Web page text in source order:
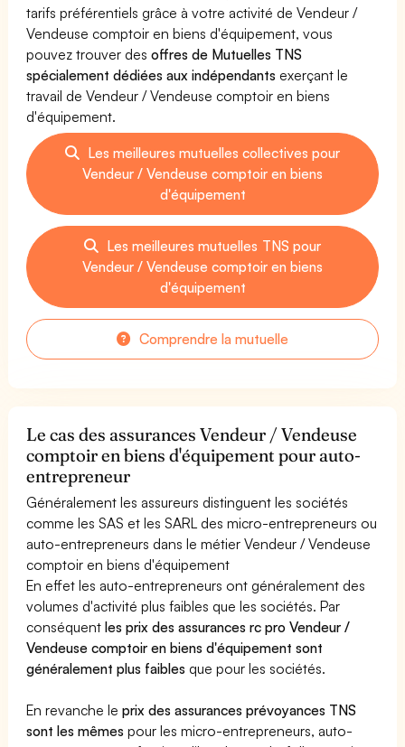
tarifs préférentiels grâce à votre activité de Vendeur /
Vendeuse comptoir en biens d'équipement, vous
pouvez trouver desoffres de Mutuelles TNS
spécialement dédiées aux indépendants exerçant le
travail de Vendeur / Vendeuse comptoir en biens
d'équipement.
Les meilleures mutuelles collectives pour
Vendeur / Vendeuse comptoir en biens
d'équipement
Les meilleures mutuelles TNS pour
Vendeur / Vendeuse comptoir en biens
d'équipement
Comprendre la mutuelle
Le cas des assurances Vendeur / Vendeuse
comptoir en biens d'équipement pour auto-
entrepreneur
Généralement les assureurs distinguent les sociétés
comme les SAS et les SARL des micro-entrepreneurs ou
auto-entrepreneurs dans le métier Vendeur / Vendeuse
comptoir en biens d'équipement
En effet les auto-entrepreneurs ont généralement des
volumes d'activité plus faibles que les sociétés. Par
conséquentles prix des assurances rc pro Vendeur /
Vendeuse comptoir en biens d'équipement sont
généralement plus faibles que pour les sociétés.
En revanche leprix des assurances prévoyances TNS
sont les mêmes pour les micro-entrepreneurs, auto-